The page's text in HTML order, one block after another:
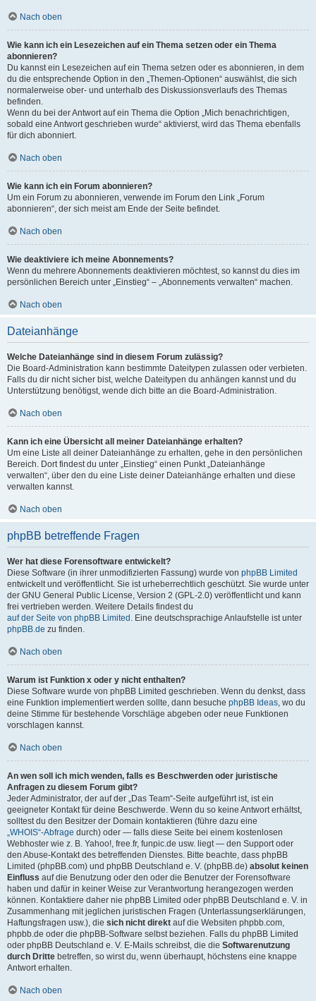
Nach oben
Wie kann ich ein Lesezeichen auf ein Thema setzen oder ein Thema
abonnieren?
Du kannst ein Lesezeichen auf ein Thema setzen oder es abonnieren, in dem
du die entsprechende Option in den „Themen-Optionen“ auswählst, die sich
normalerweise ober- und unterhalb des Diskussionsverlaufs des Themas
befinden.
Wenn du bei der Antwort auf ein Thema die Option „Mich benachrichtigen,
sobald eine Antwort geschrieben wurde“ aktivierst, wird das Thema ebenfalls
für dich abonniert.
Nach oben
Wie kann ich ein Forum abonnieren?
Um ein Forum zu abonnieren, verwende im Forum den Link „Forum
abonnieren“, der sich meist am Ende der Seite befindet.
Nach oben
Wie deaktiviere ich meine Abonnements?
Wenn du mehrere Abonnements deaktivieren möchtest, so kannst du dies im
persönlichen Bereich unter „Einstieg“ – „Abonnements verwalten“ machen.
Nach oben
Dateianhänge
Welche Dateianhänge sind in diesem Forum zulässig?
Die Board-Administration kann bestimmte Dateitypen zulassen oder verbieten.
Falls du dir nicht sicher bist, welche Dateitypen du anhängen kannst und du
Unterstützung benötigst, wende dich bitte an die Board-Administration.
Nach oben
Kann ich eine Übersicht all meiner Dateianhänge erhalten?
Um eine Liste all deiner Dateianhänge zu erhalten, gehe in den persönlichen
Bereich. Dort findest du unter „Einstieg“ einen Punkt „Dateianhänge
verwalten“, über den du eine Liste deiner Dateianhänge erhalten und diese
verwalten kannst.
Nach oben
phpBB betreffende Fragen
Wer hat diese Forensoftware entwickelt?
Diese Software (in ihrer unmodifizierten Fassung) wurde von phpBB Limited
entwickelt und veröffentlicht. Sie ist urheberrechtlich geschützt. Sie wurde unter
der GNU General Public License, Version 2 (GPL-2.0) veröffentlicht und kann
frei vertrieben werden. Weitere Details findest du
auf der Seite von phpBB Limited . Eine deutschsprachige Anlaufstelle ist unter
phpBB.de zu finden.
Nach oben
Warum ist Funktion x oder y nicht enthalten?
Diese Software wurde von phpBB Limited geschrieben. Wenn du denkst, dass
eine Funktion implementiert werden sollte, dann besuche phpBB Ideas, wo du
deine Stimme für bestehende Vorschläge abgeben oder neue Funktionen
vorschlagen kannst.
Nach oben
An wen soll ich mich wenden, falls es Beschwerden oder juristische
Anfragen zu diesem Forum gibt?
Jeder Administrator, der auf der „Das Team“-Seite aufgeführt ist, ist ein
geeigneter Kontakt für deine Beschwerde. Wenn du so keine Antwort erhältst,
solltest du den Besitzer der Domain kontaktieren (führe dazu eine
„WHOIS“-Abfrage durch) oder — falls diese Seite bei einem kostenlosen
Webhoster wie z. B. Yahoo!, free.fr, funpic.de usw. liegt — den Support oder
den Abuse-Kontakt des betreffenden Dienstes. Bitte beachte, dass phpBB
Limited (phpBB.com) und phpBB Deutschland e. V. (phpBB.de) absolut keinen
Einfluss auf die Benutzung oder den oder die Benutzer der Forensoftware
haben und dafür in keiner Weise zur Verantwortung herangezogen werden
können. Kontaktiere daher nie phpBB Limited oder phpBB Deutschland e. V. in
Zusammenhang mit jeglichen juristischen Fragen (Unterlassungserklärungen,
Haftungsfragen usw.), die sich nicht direkt auf die Websiten phpbb.com,
phpbb.de oder die phpBB-Software selbst beziehen. Falls du phpBB Limited
oder phpBB Deutschland e. V. E-Mails schreibst, die die Softwarenutzung
durch Dritte betreffen, so wirst du, wenn überhaupt, höchstens eine knappe
Antwort erhalten.
Nach oben